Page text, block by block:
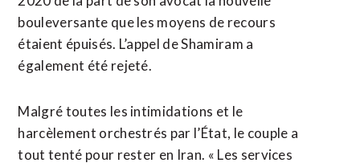
bouleversante que les moyens de recours
étaient épuisés. L’appel de Shamiram a
également été rejeté.
Malgré toutes les intimidations et le
harcèlement orchestrés par l’État, le couple a
tout tenté pour rester en Iran. « Les services